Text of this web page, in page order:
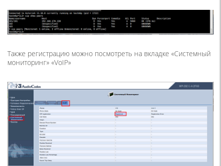
Также регистрацию можно посмотреть на вкладке «Системный
мониторинг» «VoIP»